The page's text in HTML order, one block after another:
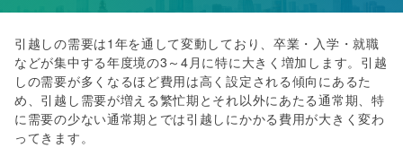
引越しの需要は1年を通して変動しており、卒業・入学・就職
などが集中する年度境の3～4月に特に大きく増加します。引越
しの需要が多くなるほど費用は高く設定される傾向にあるた
め、引越し需要が増える繁忙期とそれ以外にあたる通常期、特
に需要の少ない通常期とでは引越しにかかる費用が大きく変わ
ってきます。